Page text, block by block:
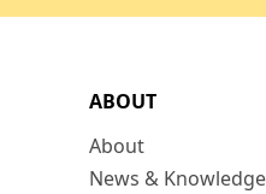
ABOUT
About
News & Knowledge